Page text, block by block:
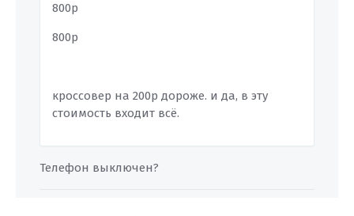
800р
800р
кроссовер на 200р дороже. и да, в эту
стоимость входит всё.
Телефон выключен?